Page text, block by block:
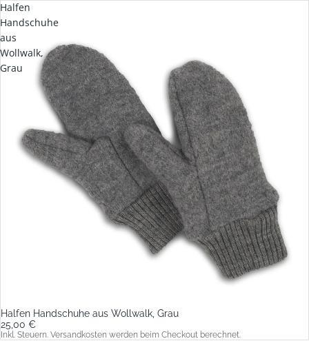
Halfen
Handschuhe
aus
Wollwalk,
Grau
Halfen Handschuhe aus Wollwalk, Grau
25,00 €
Inkl. Steuern. Versandkosten werden beim Checkout berechnet.